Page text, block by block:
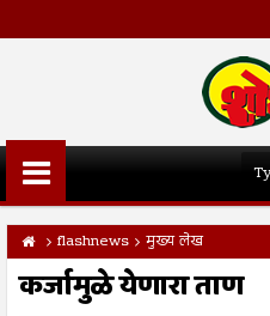
flashnews मुख्य लेख
कर्जामुळे येणारा ताण